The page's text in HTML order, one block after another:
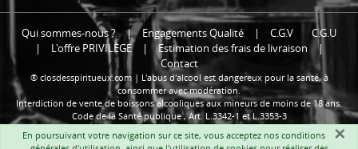
Qui sommes-nous ? | Engagements Qualité | C.G.V
C.G.U
|
L'offre PRIVILÈGE | Estimation des frais de livraison
|
Contact
® closdesspiritueux.com | L'abus d'alcool est dangereux pour la santé, à
consommer avec modération.
Interdiction de vente de boissons alcooliques aux mineurs de moins de 18 ans.
Code de la Santé publique , Art. L.3342-1 et L.3353-3
×
En poursuivant votre navigation sur ce site, vous acceptez nos conditions